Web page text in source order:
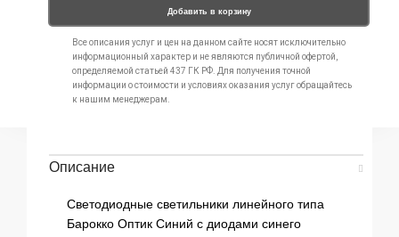
Добавить в корзину
Все описания услуг и цен на данном сайте носят исключительно
информационный характер и не являются публичной офертой,
определяемой статьей 437 ГК РФ. Для получения точной
информации о стоимости и условиях оказания услуг обращайтесь
к нашим менеджерам.
Описание
Светодиодные светильники линейного типа
Барокко Оптик Синий с диодами синего